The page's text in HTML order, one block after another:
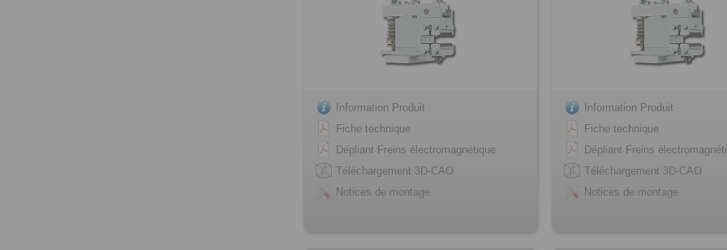
Information Produit
Fiche technique
Dépliant Freins électromagnétique
Téléchargement 3D-CAO
Notices de montage
Information Produit
Fiche technique
Dépliant Freins
Téléchargement 3D-CAO
Notices de montage